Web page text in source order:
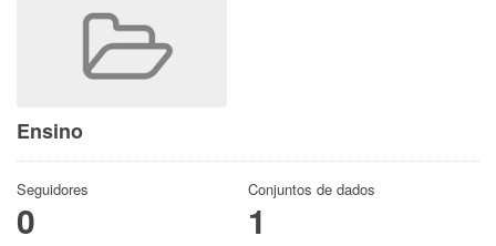
Ensino
Seguidores
0
Conjuntos de dados
1